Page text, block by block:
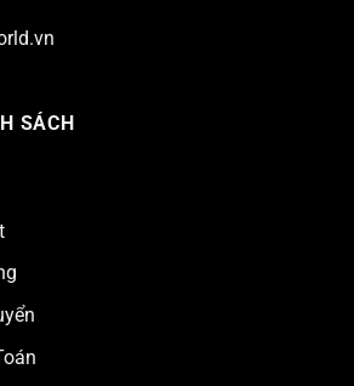
SÁCH